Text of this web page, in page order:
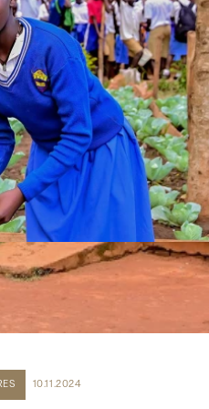
10.11.2024